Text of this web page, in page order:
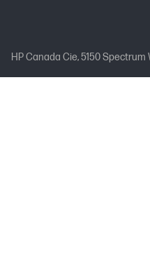
HP Canada Cie, 5150 Spectrum